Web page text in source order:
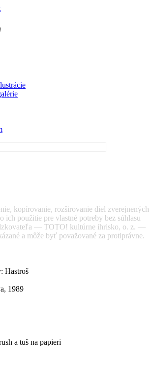
kopírovanie, rozširovanie diel zverejnených
ich použitie pre vlastné potreby bez súhlasu
— TOTO! kultúrne ihrisko, o. z. —
a môže byť považované za protiprávne.
Hastroš
1989
a tuš na papieri